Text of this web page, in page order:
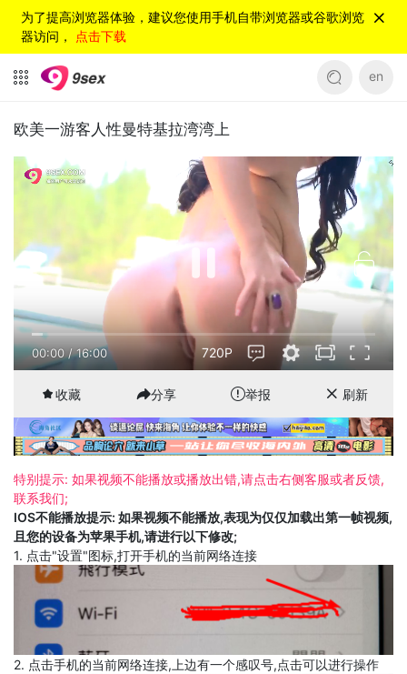
为了提高浏览器体验，建议您使用手机自带浏览器或谷歌浏览
器访问， 点击下载
en
欧美一游客人性曼特基拉湾湾上
00:00/16:00 720P
收藏 分享 举报 刷新
特别提示: 如果视频不能播放或播放出错,请点击右侧客服或者反馈,
联系我们;
IOS不能播放提示: 如果视频不能播放,表现为仅仅加载出第一帧视频,
且您的设备为苹果手机,请进行以下修改;
1. 点击"设置"图标,打开手机的当前网络连接
2. 点击手机的当前网络连接,上边有一个感叹号,点击可以进行操作